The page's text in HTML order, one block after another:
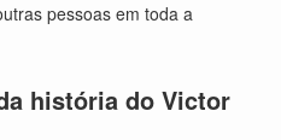
pessoas em toda a
história do Victor